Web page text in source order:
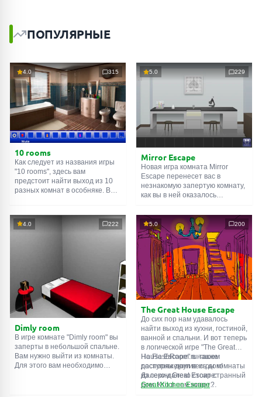
ПОПУЛЯРНЫЕ
4.0 315
10 rooms
Как следует из названия игры
"10 rooms", здесь вам
предстоит найти выход из 10
разных комнат в особняке. В
их, чтобы выйти. Выход из
одной комнаты является
5.0 229
Mirror Escape
Новая игра комната Mirror
Escape перенесет вас в
незнакомую запертую комнату,
как вы в ней оказалось
смекалки попробуйте решить
все, приготовленные авторами
для вас, головоломки и найти
выход на свободу.
Внимательно осмотрите
помещение, возможно вы
сможете найти какие-нибудь
подсказки. Желаем удачи!
4.0 222
Dimly room
В игре комнате "Dimly room" вы
заперты в небольшой спальне.
Вам нужно выйти из комнаты.
Для этого вам необходимо
5.0 200
The Great House Escape
До сих пор нам удавалось
найти выход из кухни, гостиной,
ванной и спальни. И вот теперь
в логической игре "The Great
House Escape" в нашем
распоряжении весь дом!
Далеко-далеко стоит странный
дом. Кто в нем живет?
На FlashRoom.ru также
доступны другие игры комнаты
из серии Great Escape:
Great Kitchen Escape